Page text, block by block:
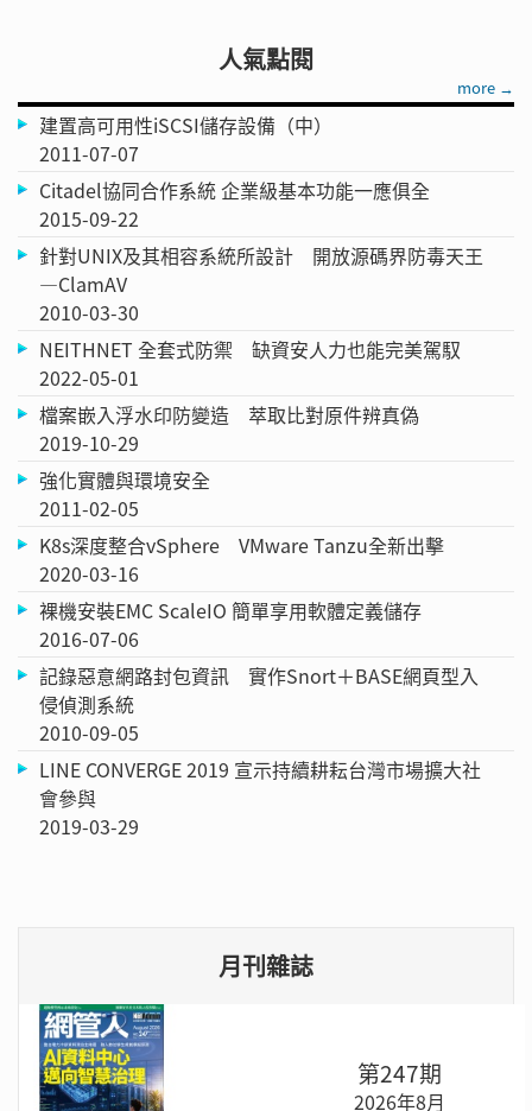
人氣點閱
more →
建置高可用性iSCSI儲存設備（中）
2011-07-07
Citadel協同合作系統 企業級基本功能一應俱全
2015-09-22
針對UNIX及其相容系統所設計 開放源碼界防毒天王
—ClamAV
2010-03-30
NEITHNET 全套式防禦 缺資安人力也能完美駕馭
2022-05-01
檔案嵌入浮水印防變造 萃取比對原件辨真偽
2019-10-29
強化實體與環境安全
2011-02-05
K8s深度整合vSphere VMware Tanzu全新出擊
2020-03-16
裸機安裝EMC ScaleIO 簡單享用軟體定義儲存
2016-07-06
記錄惡意網路封包資訊 實作Snort＋BASE網頁型入
侵偵測系統
2010-09-05
LINE CONVERGE 2019 宣示持續耕耘台灣市場擴大社
會參與
2019-03-29
月刊雜誌
第247期
2026年8月